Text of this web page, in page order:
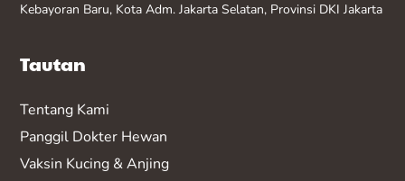
Kebayoran Baru, Kota Adm. Jakarta Selatan, Provinsi DKI Jakarta
Tautan
Tentang Kami
Panggil Dokter Hewan
Vaksin Kucing & Anjing